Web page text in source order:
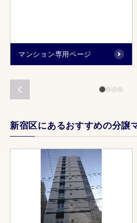
マンション専用ページ
新宿区にあるおすすめの分譲